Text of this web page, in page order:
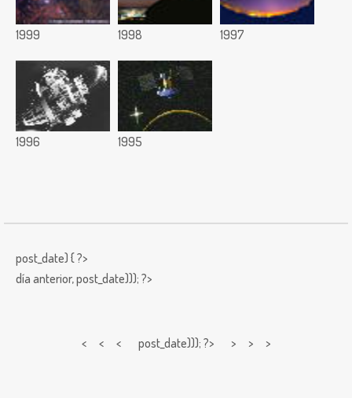
1999 1998 1997
1996 1995
post_date) { ?>
día anterior,post_date))); ?>
< < < post_date))); ?> > > >